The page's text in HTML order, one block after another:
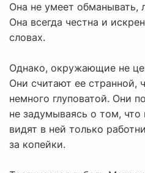
Она не умеет обманывать,
Она всегда честна и
словах.
Однако, окружающие не
Они считают ее странной,
немного глуповатой. Они
не задумываясь о том,
видят в ней только
за копейки.